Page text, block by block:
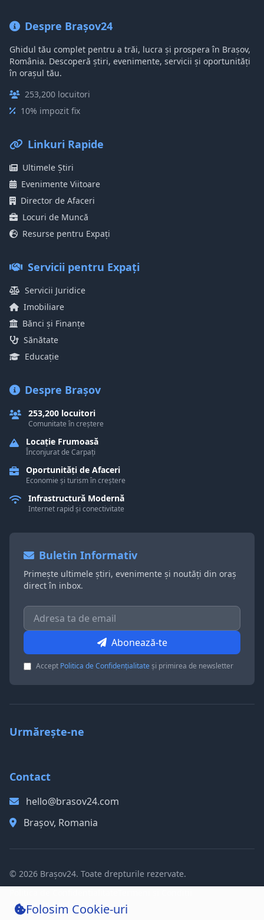
Despre Brașov24
Ghidul tău complet pentru a trăi, lucra și prospera în Brașov,
România. Descoperă știri, evenimente, servicii și oportunități
în orașul tău.
253,200 locuitori
10% impozit fix
Linkuri Rapide
Ultimele Știri
Evenimente Viitoare
Director de Afaceri
Locuri de Muncă
Resurse pentru Expați
Servicii pentru Expați
Servicii Juridice
Imobiliare
Bănci și Finanțe
Sănătate
Educație
Despre Brașov
253,200 locuitori
Comunitate în creștere
Locație Frumoasă
Înconjurat de Carpați
Oportunități de Afaceri
Economie și turism în creștere
Infrastructură Modernă
Internet rapid și conectivitate
Buletin Informativ
Primește ultimele știri, evenimente și noutăți din oraș
direct în inbox.
Abonează-te
Accept Politica de Confidențialitateși primirea de newsletter
Urmărește-ne
Contact
hello@brasov24.com
Brașov, Romania
© 2026 Brașov24. Toate drepturile rezervate.
Politica de Cookie-uri
Folosim Cookie-uri